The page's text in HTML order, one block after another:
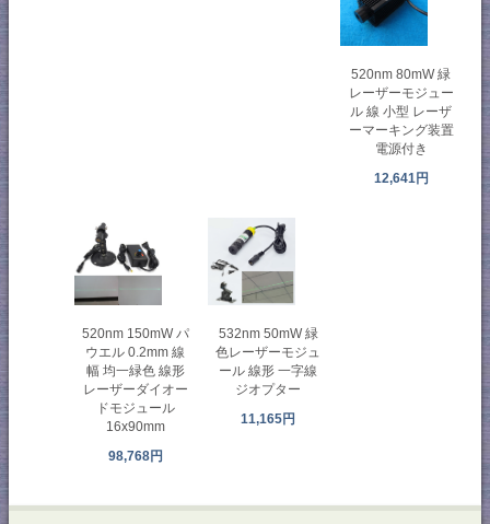
520nm 80mW 緑
レーザーモジュー
ル 線 小型 レーザ
ーマーキング装置
電源付き
12,641円
520nm 150mW パ
ウエル 0.2mm 線
幅 均一緑色 線形
レーザーダイオー
ドモジュール
16x90mm
98,768円
532nm 50mW 緑
色レーザーモジュ
ール 線形 一字線
ジオプター
11,165円